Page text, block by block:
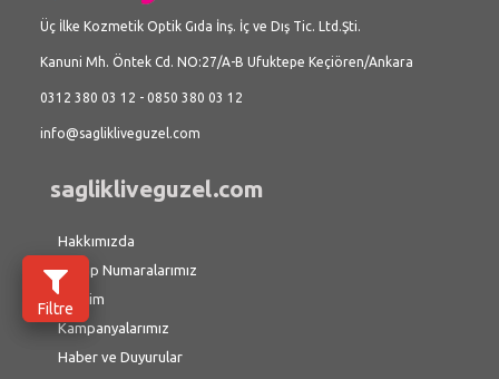
Filtre
Üç İlke Kozmetik Optik Gıda İnş. İç ve Dış Tic. Ltd.Şti.
Kanuni Mh. Öntek Cd. NO:27/A-B Ufuktepe Keçiören/Ankara
0312 380 03 12 - 0850 380 03 12
info@saglikliveguzel.com
saglikliveguzel.com
Hakkımızda
Hesap Numaralarımız
İletişim
Kampanyalarımız
Haber ve Duyurular